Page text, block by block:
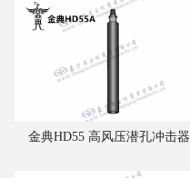
金典HD55 高风压潜孔冲击器